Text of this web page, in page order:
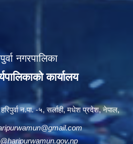
नगरपालिका
कार्यालय
हरिपुर्वा न.पा. -५, सर्लाही, मधेश प्रदेश, नेपाल,